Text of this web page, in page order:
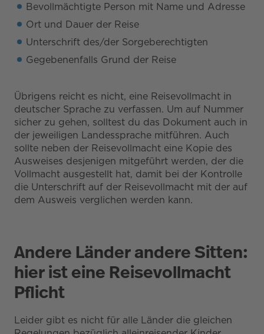
Bevollmächtigte Person mit Name und Adresse
Ort und Dauer der Reise
Unterschrift des/der Sorgeberechtigten
Gegebenenfalls Grund der Reise
Übrigens reicht es nicht, eine Reisevollmacht in
deutscher Sprache zu verfassen. Um auf Nummer
sicher zu gehen, solltest du das Dokument auch in
der jeweiligen Landessprache mitführen. Auch
sollte neben der Reisevollmacht eine Kopie des
Ausweises desjenigen mitgeführt werden, der die
Vollmacht ausgestellt hat, damit bei der Kontrolle
die Unterschrift auf der Reisevollmacht mit der auf
dem Ausweis verglichen werden kann.
Andere Länder andere Sitten:
hier ist eine Reisevollmacht
Pflicht
Leider gibt es nicht für alle Länder die gleichen